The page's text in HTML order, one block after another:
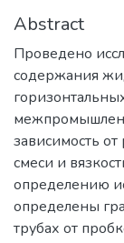
Abstract
Проведено
содержания
зависимость
смеси и
определению
определены
трубах от